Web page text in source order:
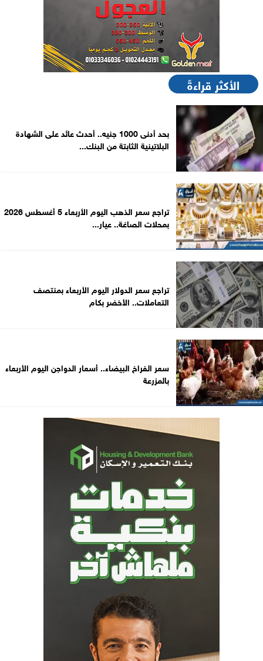
الأكثر قراءةً
بحد أدنى 1000 جنيه.. أحدث عائد على الشهادة
البلاتينية الثابتة من البنك...
تراجع سعر الذهب اليوم الأربعاء 5 أغسطس 2026
بمحلات الصاغة.. عيار...
تراجع سعر الدولار اليوم الأربعاء بمنتصف
التعاملات.. الأخضر بكام
سعر الفراخ البيضاء.. أسعار الدواجن اليوم الأربعاء
بالمزرعة